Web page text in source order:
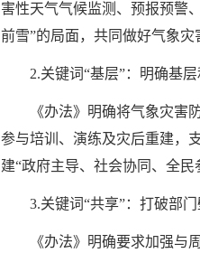
害性天气气候监测、预报预警
前雪”的局面，共同做好气象灾
2.关键词“基层”：明确基
《办法》明确将气象灾
参与培训、演练及灾后重建，
建“政府主导、社会协同、全
3.关键词“共享”：打破部
《办法》明确要求加强